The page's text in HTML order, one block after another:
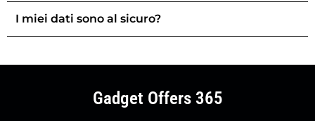
I miei dati sono al sicuro?
Gadget Offers 365